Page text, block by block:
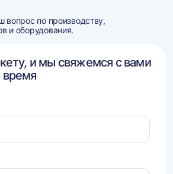
по производству,
и оборудования.
и мы свяжемся с вами